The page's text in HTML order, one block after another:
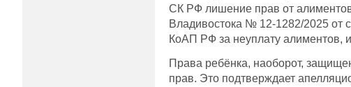
СК РФ лишение прав от алиментов
Владивостока № 12-1282/2025 от
КоАП РФ за неуплату алиментов,
Права ребёнка, наоборот,
прав. Это подтверждает